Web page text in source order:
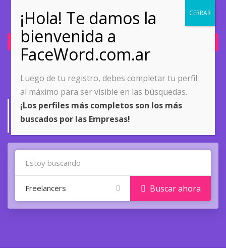
Ingresar
Buscar Proyectos
Buscar Proyectos
Freelancers Buscar ahora
Luego de tu registro, debes completar tu perfil
al máximo para ser visible en las búsquedas.
¡Los perfiles más completos son los más
buscados por las Empresas!